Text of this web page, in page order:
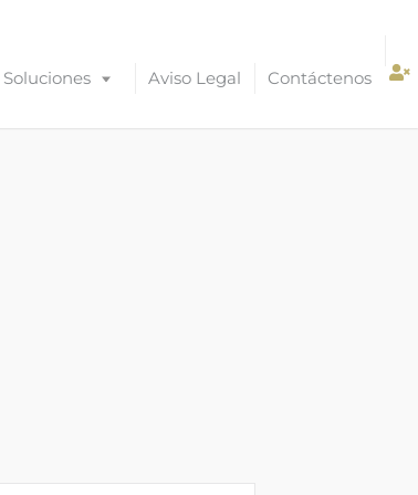
Soluciones Aviso Legal Contáctenos